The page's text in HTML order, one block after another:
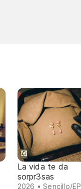
La vida te da
sorpr3sas
2026 • Sencillo/EP